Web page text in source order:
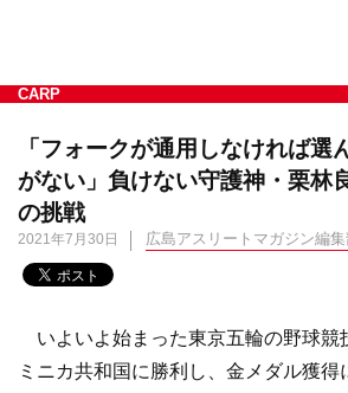
CARP
「フォークが通用しなければ選
がない」負けない守護神・栗林
の挑戦
2021年7月30日 広島アスリートマガジン編集
いよいよ始まった東京五輪の野球競
ミニカ共和国に勝利し、金メダル獲得